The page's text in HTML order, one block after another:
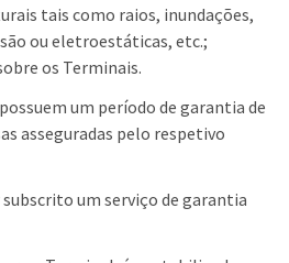
tais como raios, inundações,
ou eletroestáticas, etc.;
os Terminais.
um período de garantia de
asseguradas pelo respetivo
um serviço de garantia